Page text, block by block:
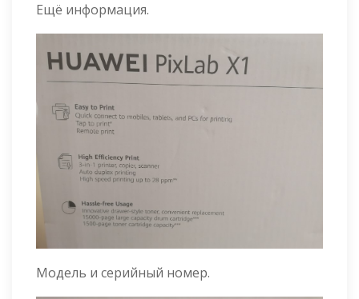
Ещё информация.
Модель и серийный номер.